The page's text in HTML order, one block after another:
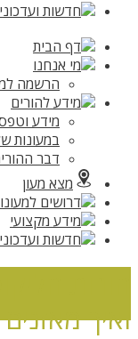
חדשות
דף הבית
מי אנחנו
הרשמה
מידע להורים
מידע
במעונות
דבר
מצא מעון
דרושים
מידע מקצועי
חדשות
ואיך